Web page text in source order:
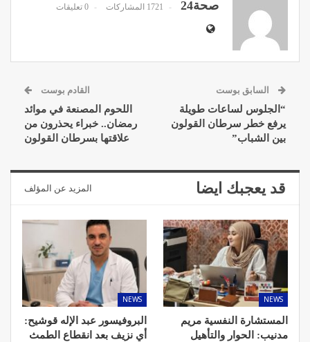
صحة24 1721 المشاركات 0 تعليقات
السابق بوست
“الجلوس لساعات طويلة
يرفع خطر سرطان القولون
بين الشباب”
القادم بوست
اللحوم المصنعة في موائد
رمضان.. خبراء يحذرون من
علاقتها بسرطان القولون
قد يعجبك ايضا المزيد عن المؤلف
NEWS
المستشارة النفسية مريم
مدنيب: الحوار والتأهيل
NEWS
البروفيسور عبد الإله قوشيح:
أي نزيف بعد انقطاع الطمث